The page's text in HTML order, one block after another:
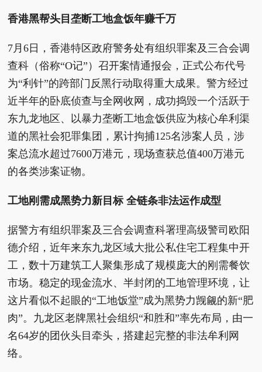
香港黑帮头目垄断工地盒饭年赚千万
7月6日，香港特区政府警务处有组织罪案及三合会调
查科（俗称“O记”）召开案情通报会，正式公布代号
为“利针”的跨部门反黑行动取得重大成果。警方经过
近半年的卧底侦查与全网收网，成功捣毁一个活跃于
东九龙地区、以暴力垄断工地盒饭供应为核心牟利渠
道的黑社会犯罪集团，累计拘捕125名涉案人员，涉
案总流水超过7600万港元，现场查获总值400万港元
的各类涉案证物。
工地刚需成黑势力新目标 全链条非法运作成型
据警方有组织罪案及三合会调查科署理高级警司欧阳
德介绍，近年来东九龙区域大批公私住宅工程集中开
工，数十万建筑工人聚集形成了规模庞大的刚需餐饮
市场。稳定的现金流水、半封闭的工地管理环境，让
这片看似不起眼的“工地饭堂”成为黑势力觊觎的新“肥
肉”。九龙区老牌黑社会组织“和胜和”率先布局，由一
名64岁的团伙头目牵头，搭建起完整的非法牟利网
络。